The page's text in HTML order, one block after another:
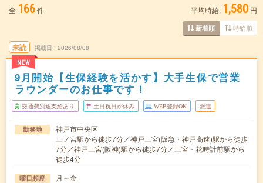
全 166件 平均時給: 1,580 円
新着順 時給順
未読
NEW
掲載日 2026/08/08
9月開始【生保経験を活かす】大手生保で営業
ラウンダーのお仕事です！
交通費別途支給あり 土日祝日が休み WEB登録OK 派遣
勤務地
神戸市中央区
三ノ宮駅から徒歩7分／神戸三宮(阪急・神戸高速)駅から徒歩
7分／神戸三宮(阪神)駅から徒歩7分／三宮・花時計前駅から
徒歩4分
曜日頻度 月～金